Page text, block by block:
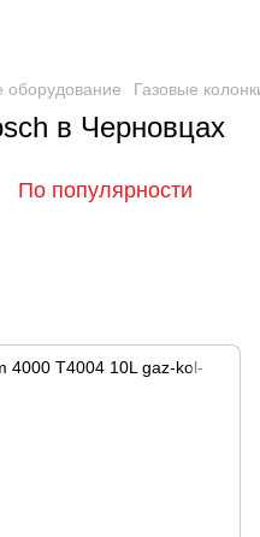
оборудование Газовые
в Черновцах
По популярности